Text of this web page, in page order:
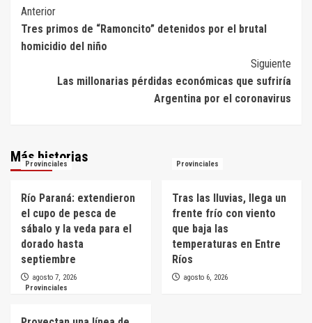
Navegación
de
Anterior
Tres primos de “Ramoncito” detenidos por el brutal
homicidio del niño
Siguiente
Las millonarias pérdidas económicas que sufriría
Argentina por el coronavirus
Más historias
Provinciales
Río Paraná: extendieron
el cupo de pesca de
sábalo y la veda para el
dorado hasta
septiembre
agosto 7, 2026
Provinciales
Tras las lluvias, llega un
frente frío con viento
que baja las
temperaturas en Entre
Ríos
agosto 6, 2026
Provinciales